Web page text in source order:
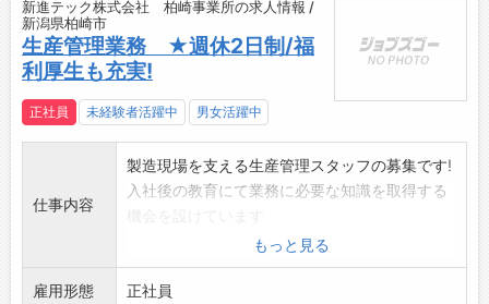
新進テック株式会社 柏崎事業所の求人情報 /
新潟県柏崎市
生産管理業務 ★週休2日制/福
利厚生も充実!
正社員 未経験者活躍中 男女活躍中
仕事内容
製造現場を支える生産管理スタッフの募集です!
入社後の教育にて業務に必要な知識を取得する
ので安心です。経験豊富なスタッフと共に従事
できます。
・受注管理
もっと見る
雇用形態 正社員